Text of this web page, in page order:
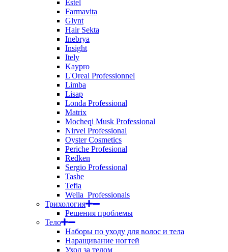
Estel
Farmavita
Glynt
Hair Sekta
Inebrya
Insight
Itely
Kaypro
L'Oreal Professionnel
Limba
Lisap
Londa Professional
Matrix
Mocheqi Musk Professional
Nirvel Professional
Oyster Cosmetics
Periche Profesional
Redken
Sergio Professional
Tashe
Tefia
Wella_Professionals
Трихология
Решения проблемы
Тело
Наборы по уходу для волос и тела
Наращивание ногтей
Уход за телом